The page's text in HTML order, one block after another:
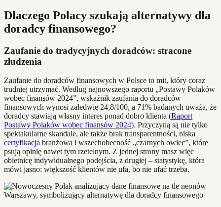
Dlaczego Polacy szukają alternatywy dla
doradcy finansowego?
Zaufanie do tradycyjnych doradców: stracone
złudzenia
Zaufanie do doradców finansowych w Polsce to mit, który coraz
trudniej utrzymać. Według najnowszego raportu „Postawy Polaków
wobec finansów 2024”, wskaźnik zaufania do doradców
finansowych wynosi zaledwie 24,8/100, a 71% badanych uważa, że
doradcy stawiają własny interes ponad dobro klienta (Raport
Postawy Polaków wobec finansów 2024). Przyczyną są nie tylko
spektakularne skandale, ale także brak transparentności, niska
certyfikacja branżowa i wszechobecność „czarnych owiec”, które
psują opinię nawet tym rzetelnym. Z jednej strony masz więc
obietnicę indywidualnego podejścia, z drugiej – statystykę, która
mówi jasno: większość klientów nie ufa, bo nie ufać trzeba.